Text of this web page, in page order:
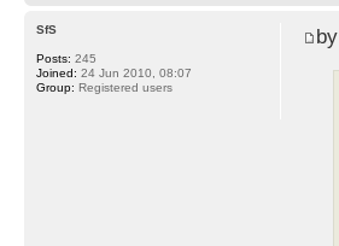
by
SfS
Posts: 245
Joined: 24 Jun 2010, 08:07
Group: Registered users